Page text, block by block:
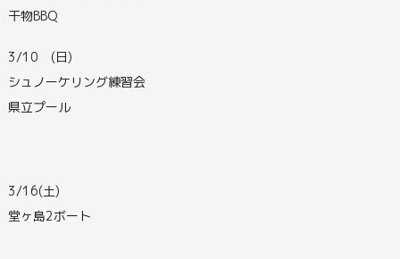
干物BBQ
3/10 (日)
シュノーケリング練習会
県立プール
3/16(土)
堂ヶ島2ボート